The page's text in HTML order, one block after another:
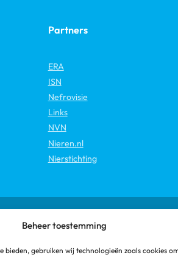
Beheer toestemming
bieden, gebruiken wij technologieën zoals cookies
Partners
ERA
ISN
Nefrovisie
Links
NVN
Nieren.nl
Nierstichting
Federatie voor Nefrologie
van